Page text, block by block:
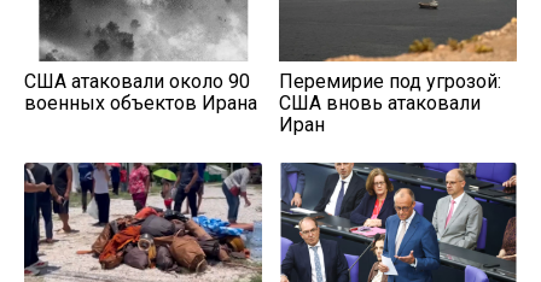
США атаковали около 90
военных объектов Ирана
Перемирие под угрозой:
США вновь атаковали
Иран